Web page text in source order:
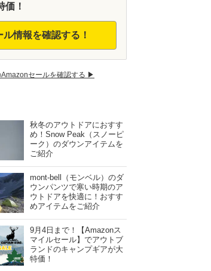
価！
ル情報を確認する！
Amazonセールを確認する ▶︎
秋冬のアウトドアにおすす
め！Snow Peak（スノーピ
ーク）のダウンアイテムを
ご紹介
mont-bell（モンベル）のダ
ウンパンツで寒い時期のア
ウトドアを快適に！おすす
めアイテムをご紹介
9月4日まで！【Amazonス
マイルセール】でアウトブ
ランドのキャンプギアが大
特価！